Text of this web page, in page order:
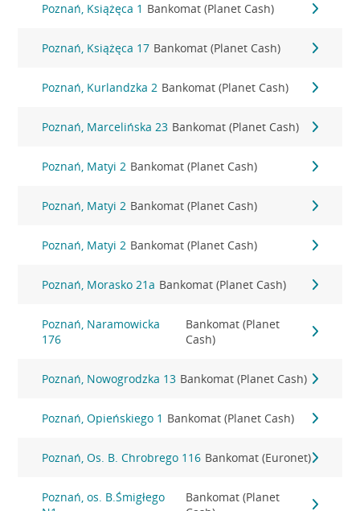
Poznań, Książęca 1 Bankomat (Planet Cash)
Poznań, Książęca 17 Bankomat (Planet Cash)
Poznań, Kurlandzka 2 Bankomat (Planet Cash)
Poznań, Marcelińska 23 Bankomat (Planet Cash)
Poznań, Matyi 2 Bankomat (Planet Cash)
Poznań, Matyi 2 Bankomat (Planet Cash)
Poznań, Matyi 2 Bankomat (Planet Cash)
Poznań, Morasko 21a Bankomat (Planet Cash)
Poznań, Naramowicka
176
Bankomat (Planet
Cash)
Poznań, Nowogrodzka 13 Bankomat (Planet Cash)
Poznań, Opieńskiego 1 Bankomat (Planet Cash)
Poznań, Os. B. Chrobrego 116 Bankomat (Euronet)
Poznań, os. B.Śmigłego
Bankomat (Planet